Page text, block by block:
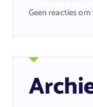
Geen reacties